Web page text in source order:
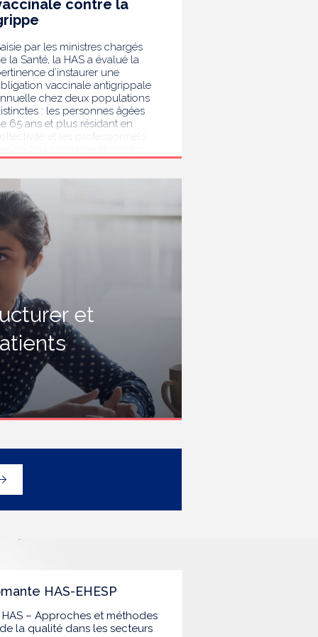
contre la
par les ministres chargés
la Santé, la HAS a évalué la
d’instaurer une
vaccinale antigrippale
chez deux populations
: les personnes âgées
65 ans et plus résidant en
collectivité et les professionnels
Au terme de son analyse,
vaccination antigrippale pour les
de 65 ans et plus
vivant en collectivité doit rester
sans devenir
obligatoire. Afin de protéger les
les plus vulnérables,
recommande en revanche la
mise en place d’une obligation
contre la grippe pour
l'ensemble des professionnels de
ainsi que pour les autres
travaillant dans les
de santé ou dans
établissements médicaux
hébergeant des
âgées, en contact
des personnes à risque de
sévère, avec un
prioritaire en Ehpad
et
HAS-EHESP
– Approches et méthodes
la qualité dans les secteurs